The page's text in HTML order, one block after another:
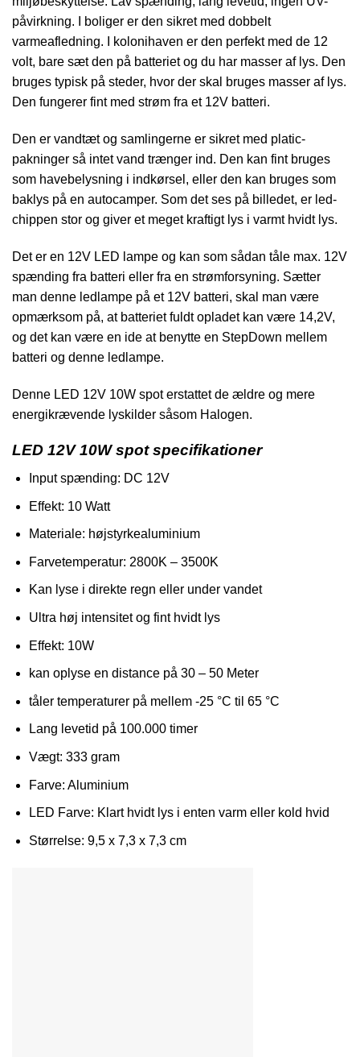
påvirkning. I boliger er den sikret med dobbelt
varmeafledning. I kolonihaven er den perfekt med de 12
volt, bare sæt den på batteriet og du har masser af lys. Den
bruges typisk på steder, hvor der skal bruges masser af lys.
Den fungerer fint med strøm fra et 12V batteri.
Den er vandtæt og samlingerne er sikret med platic-
pakninger så intet vand trænger ind. Den kan fint bruges
som havebelysning i indkørsel, eller den kan bruges som
baklys på en autocamper. Som det ses på billedet, er led-
chippen stor og giver et meget kraftigt lys i varmt hvidt lys.
Det er en 12V LED lampe og kan som sådan tåle max. 12V
spænding fra batteri eller fra en strømforsyning. Sætter
man denne ledlampe på et 12V batteri, skal man være
opmærksom på, at batteriet fuldt opladet kan være 14,2V,
og det kan være en ide at benytte en StepDown mellem
batteri og denne ledlampe.
Denne LED 12V 10W spot erstattet de ældre og mere
energikrævende lyskilder såsom Halogen.
LED 12V 10W spot specifikationer
Input spænding: DC 12V
Effekt: 10 Watt
Materiale: højstyrkealuminium
Farvetemperatur: 2800K – 3500K
Kan lyse i direkte regn eller under vandet
Ultra høj intensitet og fint hvidt lys
Effekt: 10W
kan oplyse en distance på 30 – 50 Meter
tåler temperaturer på mellem -25 °C til 65 °C
Lang levetid på 100.000 timer
Vægt: 333 gram
Farve: Aluminium
LED Farve: Klart hvidt lys i enten varm eller kold hvid
Størrelse: 9,5 x 7,3 x 7,3 cm